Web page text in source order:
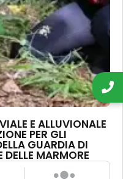
E ALLUVIONALE
PER GLI
GUARDIA DI
MARMORE